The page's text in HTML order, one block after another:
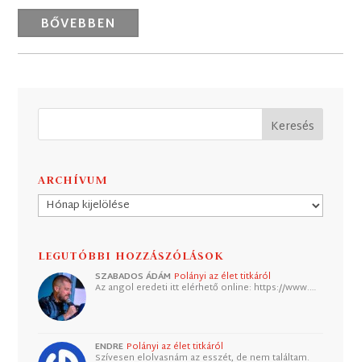
BŐVEBBEN
ARCHÍVUM
Archívum
LEGUTÓBBI HOZZÁSZÓLÁSOK
SZABADOS ÁDÁM Polányi az élet titkáról
Az angol eredeti itt elérhető online: https://www.…
ENDRE Polányi az élet titkáról
Szívesen elolvasnám az esszét, de nem találtam.